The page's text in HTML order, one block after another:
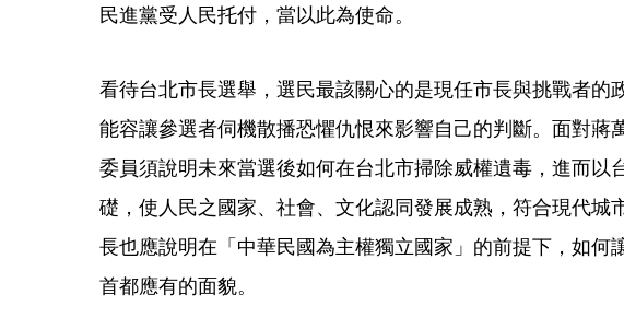
民進黨受人民托付，當以此為使命。
看待台北市長選舉，選民最該關心的是現任市長與挑戰者的
能容讓參選者伺機散播恐懼仇恨來影響自己的判斷。面對蔣
委員須說明未來當選後如何在台北市掃除威權遺毒，進而以
礎，使人民之國家、社會、文化認同發展成熟，符合現代城
長也應說明在「中華民國為主權獨立國家」的前提下，如何
首都應有的面貌。